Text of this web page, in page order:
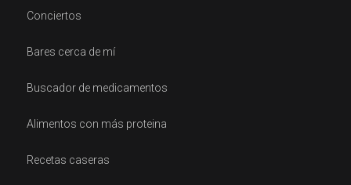
Conciertos
Bares cerca de mí
Buscador de medicamentos
Alimentos con más proteina
Recetas caseras